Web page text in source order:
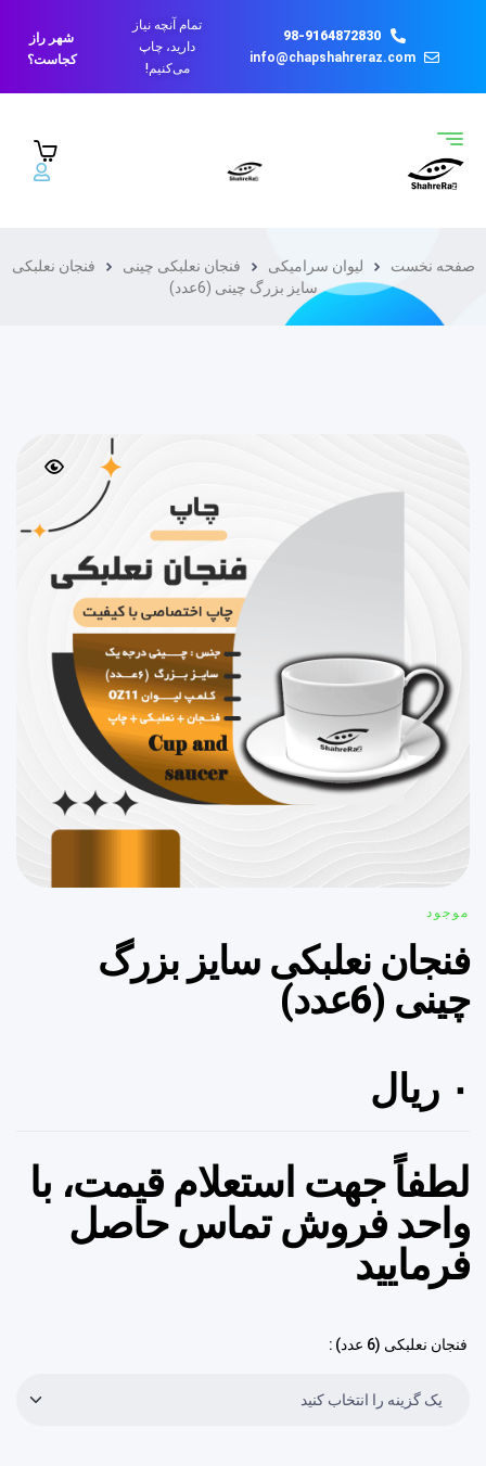
98-9164872830
info@chapshahreraz.com
تمام آنچه نیاز
دارید، چاپ
می‌کنیم!
شهر راز
کجاست؟
صفحه نخست لیوان سرامیکی فنجان نعلبکی چینی
فنجان نعلبکی
سایز بزرگ چینی (6عدد)
موجود
فنجان نعلبکی سایز بزرگ
چینی (6عدد)
۰ ریال
لطفاً جهت استعلام قیمت، با
واحد فروش تماس حاصل
فرمایید
فنجان نعلبکی (6 عدد)